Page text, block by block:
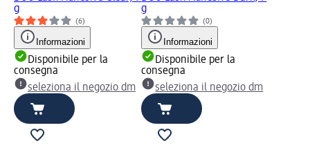
g
(6)
Informazioni
Disponibile per la
consegna
seleziona il negozio dm
g
(0)
Informazioni
Disponibile per la
consegna
seleziona il negozio dm